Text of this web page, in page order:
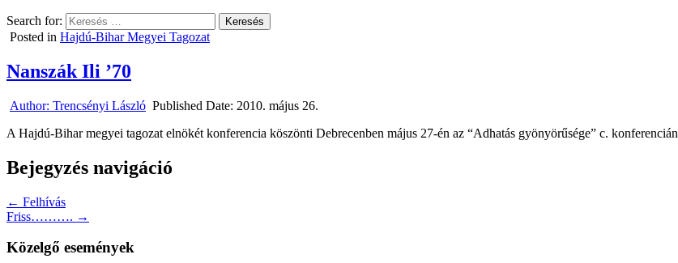
Search for:
Posted in Hajdú-Bihar Megyei Tagozat
Nanszák Ili ’70
Author: Trencsényi László Published Date: 2010. május 26.
A Hajdú-Bihar megyei tagozat elnökét konferencia köszönti Debrecenben május 27-én az “Adhatás gyönyörűsége” c. konferencián
Bejegyzés navigáció
← Felhívás
Friss………. →
Közelgő események